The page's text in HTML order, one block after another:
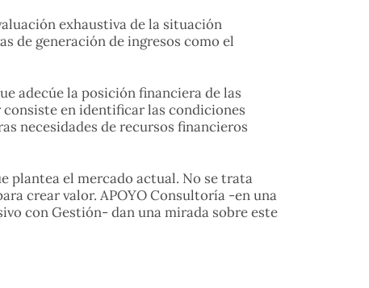
exhaustiva de la situación
de generación de ingresos como el
adecúe la posición financiera de las
consiste en identificar las condiciones
necesidades de recursos financieros
plantea el mercado actual. No se trata
crear valor. APOYO Consultoría -en una
con Gestión- dan una mirada sobre este